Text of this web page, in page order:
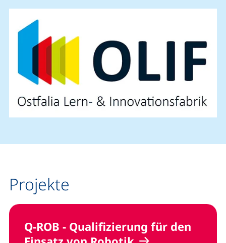
Projekte
Q-ROB - Qualifizierung für den